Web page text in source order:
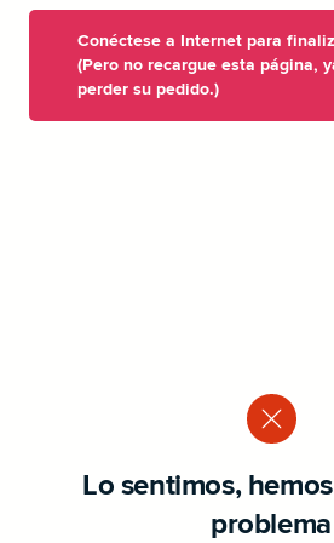
Conéctese a Internet para
(Pero no recargue esta página,
perder su pedido.)
Lo sentimos,
problema